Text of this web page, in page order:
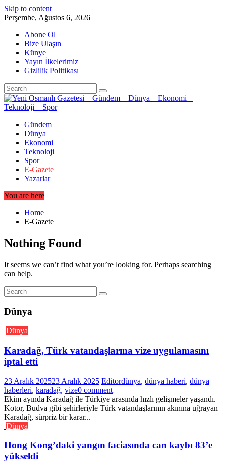
Skip to content
Perşembe, Ağustos 6, 2026
Abone Ol
Bize Ulaşın
Künye
Yayın İlkelerimiz
Gizlilik Politikası
Gündem
Dünya
Ekonomi
Teknoloji
Spor
E-Gazete
Yazarlar
You are here
Home
E-Gazete
Nothing Found
It seems we can’t find what you’re looking for. Perhaps searching
can help.
Dünya
Dünya
Karadağ, Türk vatandaşlarına vize uygulamasını
iptal etti
23 Aralık 202523 Aralık 2025 Editordünya, dünya haberi, dünya
haberleri, karadağ, vize0 comment
Ekim ayında Karadağ ile Türkiye arasında hızlı gelişmeler yaşandı.
Kotor, Budva gibi şehirleriyle Türk vatandaşlarının akınına uğrayan
Karadağ, sürpriz bir karar...
Dünya
Hong Kong’daki yangın faciasında can kaybı 83’e
yükseldi